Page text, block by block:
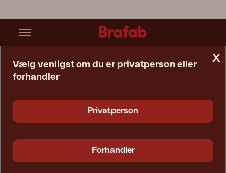
x
Vælg venligst om du er privatperson eller
forhandler
Privatperson
Forhandler